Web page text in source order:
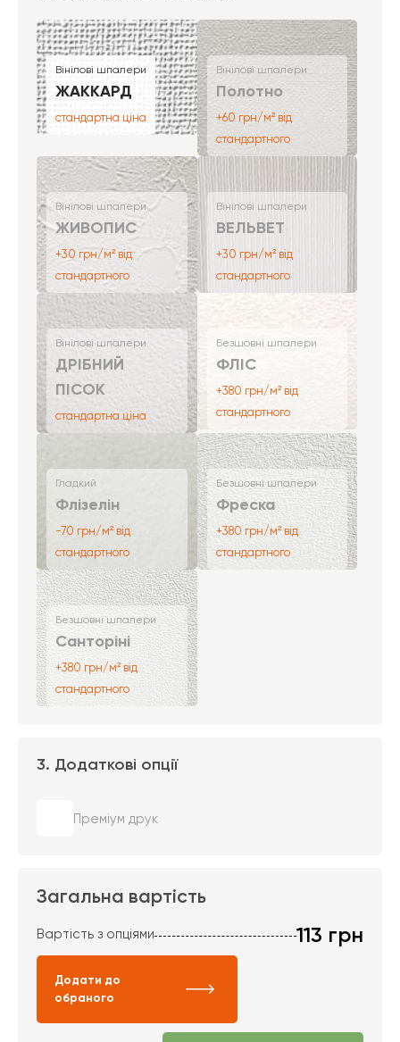
Вінілові шпалери
ЖАККАРД
стандартна ціна
Вінілові шпалери
Полотно
+60 грн/м² від
стандартного
Вінілові шпалери
ЖИВОПИС
+30 грн/м² від
стандартного
Вінілові шпалери
ВЕЛЬВЕТ
+30 грн/м² від
стандартного
Вінілові шпалери
ДРІБНИЙ
ПІСОК
стандартна ціна
Безшовні шпалери
ФЛІС
+380 грн/м² від
стандартного
Гладкий
Флізелін
-70 грн/м² від
стандартного
Безшовні шпалери
Фреска
+380 грн/м² від
стандартного
Безшовні шпалери
Санторіні
+380 грн/м² від
стандартного
3. Додаткові опції
Преміум друк
Загальна вартість
Вартість з опціями 113 грн
Додати до
обраного